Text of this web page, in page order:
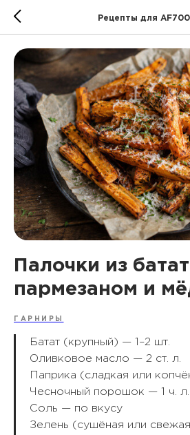
Рецепты для AF700
Палочки из
пармезаном и
ГАРНИРЫ
Батат (крупный) — 1–2 шт.
Оливковое масло — 2 ст. л.
Паприка (сладкая или
Чесночный порошок — 1 ч. л.
Соль — по вкусу
Зелень (сушёная или